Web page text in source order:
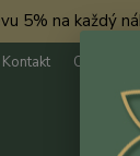
5% na každý
Kontakt O nás